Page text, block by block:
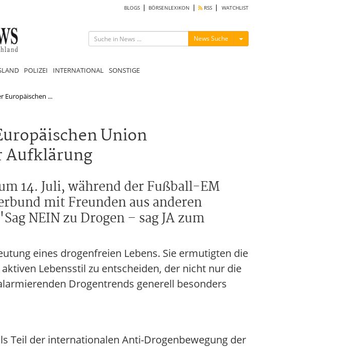
BLOGS BÖRSENLEXIKON RSS WATCHLIST
News Suche Menü ein-/ausblenden
POLIZEI INTERNATIONAL SONSTIGE
Europäischen ...
Union
14. Juli, während der Fußball-EM
mit Freunden aus anderen
NEIN zu Drogen – sag JA zum
eines drogenfreien Lebens. Sie ermutigten die
Lebensstil zu entscheiden, der nicht nur die
Drogentrends generell besonders
Teil der internationalen Anti-Drogenbewegung der